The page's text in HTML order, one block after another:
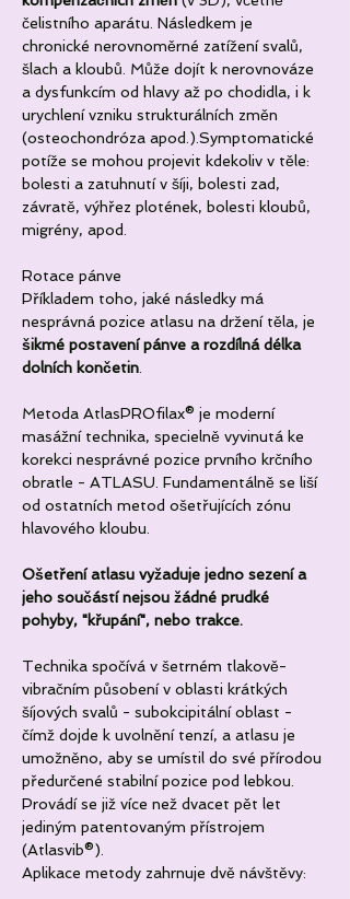
čelistního aparátu. Následkem je
chronické nerovnoměrné zatížení svalů,
šlach a kloubů. Může dojít k nerovnováze
a dysfunkcím od hlavy až po chodidla, i k
urychlení vzniku strukturálních změn
(osteochondróza apod.).Symptomatické
potíže se mohou projevit kdekoliv v těle:
bolesti a zatuhnutí v šíji, bolesti zad,
závratě, výhřez plotének, bolesti kloubů,
migrény, apod.
Rotace pánve
Příkladem toho, jaké následky má
nesprávná pozice atlasu na držení těla, je
šikmé postavení pánve a rozdílná délka
dolních končetin
Metoda AtlasPROfilax® je moderní
masážní technika, specielně vyvinutá ke
korekci nesprávné pozice prvního krčního
obratle - ATLASU. Fundamentálně se liší
od ostatních metod ošetřujících zónu
hlavového kloubu.
Ošetření atlasu vyžaduje jedno sezení a
jeho součástí nejsou žádné prudké
pohyby, "křupání", nebo trakce.
Technika spočívá v šetrném tlakově-
vibračním působení v oblasti krátkých
šíjových svalů - subokcipitální oblast -
čímž dojde k uvolnění tenzí, a atlasu je
umožněno, aby se umístil do své přírodou
předurčené stabilní pozice pod lebkou.
Provádí se již více než dvacet pět let
jediným patentovaným přístrojem
(Atlasvib®).
Aplikace metody zahrnuje dvě návštěvy: